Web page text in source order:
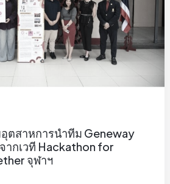
ตสาหการนำทีม Geneway
ากเวที Hackathon for
จุฬาฯ